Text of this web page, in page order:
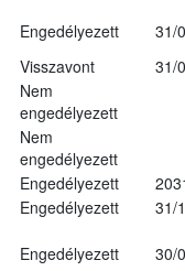
Engedélyezett
31/
Visszavont
31/
Nem
engedélyezett
Nem
engedélyezett
Engedélyezett
Engedélyezett
31/
Engedélyezett 30/